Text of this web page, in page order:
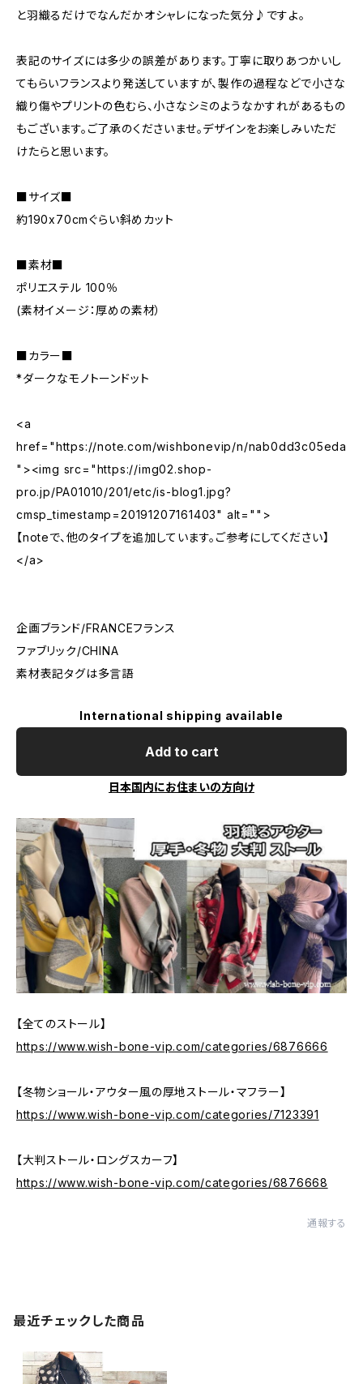
と羽織るだけでなんだかオシャレになった気分♪ですよ。
表記のサイズには多少の誤差があります。丁寧に取りあつかいし
てもらいフランスより発送していますが、製作の過程などで小さな
織り傷やプリントの色むら、小さなシミのようなかすれがあるもの
もございます。ご了承のくださいませ。デザインをお楽しみいただ
けたらと思います。
■サイズ■
約190x70cmぐらい斜めカット
■素材■
ポリエステル 100％
(素材イメージ：厚めの素材）
■カラー■
*ダークなモノトーンドット
<a
href="https://note.com/wishbonevip/n/nab0dd3c05eda
"><img src="https://img02.shop-
pro.jp/PA01010/201/etc/is-blog1.jpg?
cmsp_timestamp=20191207161403" alt="">
【noteで、他のタイプを追加しています。ご参考にしてください】
</a>
企画ブランド/FRANCEフランス
ファブリック/CHINA
素材表記タグは多言語
International shipping available
Add to cart
日本国内にお住まいの方向け
【全てのストール】
https://www.wish-bone-vip.com/categories/6876666
【冬物ショール・アウター風の厚地ストール・マフラー】
https://www.wish-bone-vip.com/categories/7123391
【大判ストール・ロングスカーフ】
https://www.wish-bone-vip.com/categories/6876668
通報する
最近チェックした商品